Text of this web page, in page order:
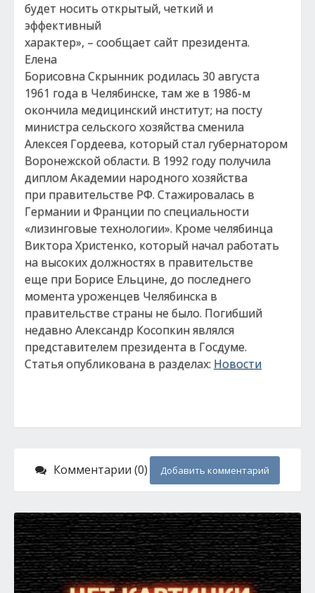
будет носить открытый, четкий и
эффективный
характер», – сообщает сайт президента.
Елена
Борисовна Скрынник родилась 30 августа
1961 года в Челябинске, там же в 1986-м
окончила медицинский институт; на посту
министра сельского хозяйства сменила
Алексея Гордеева, который стал губернатором
Воронежской области. В 1992 году получила
диплом Академии народного хозяйства
при правительстве РФ. Стажировалась в
Германии и Франции по специальности
«лизинговые технологии». Кроме челябинца
Виктора Христенко, который начал работать
на высоких должностях в правительстве
еще при Борисе Ельцине, до последнего
момента уроженцев Челябинска в
правительстве страны не было. Погибший
недавно Александр Косопкин являлся
представителем президента в Госдуме.
Статья опубликована в разделах: Новости
Комментарии (0) Добавить комментарий